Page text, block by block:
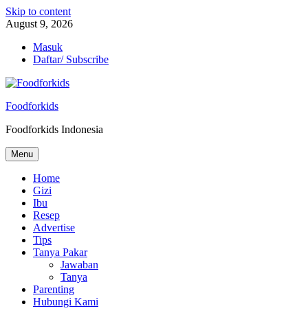
Skip to content
August 9, 2026
Masuk
Daftar/ Subscribe
Foodforkids
Foodforkids Indonesia
Menu
Home
Gizi
Ibu
Resep
Advertise
Tips
Tanya Pakar
Jawaban
Tanya
Parenting
Hubungi Kami